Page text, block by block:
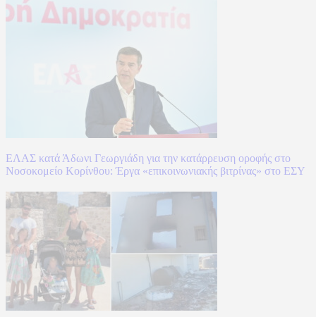
ΕΛΑΣ κατά Άδωνι Γεωργιάδη για την κατάρρευση οροφής στο
Νοσοκομείο Κορίνθου: Έργα «επικοινωνιακής βιτρίνας» στο ΕΣΥ